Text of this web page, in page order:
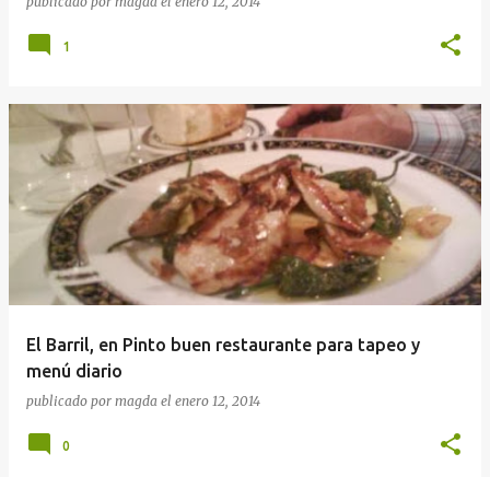
1
El Barril, en Pinto buen restaurante para tapeo y
menú diario
publicado por magda el enero 12, 2014
0